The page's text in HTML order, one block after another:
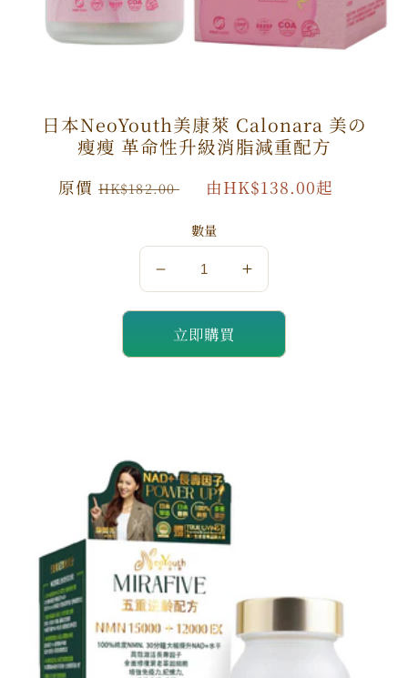
日本NeoYouth美康萊 Calonara 美の
瘦瘦 革命性升級消脂減重配方
原
原價HK$182.00 由HK$138.00起
數量
量
減
少
量
加
立即購買